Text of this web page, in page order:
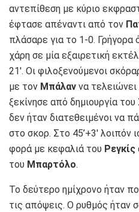
αντεπίθεση με κύριο
έφτασε απέναντι από τον
πλάσαρε για το 1-0. Γρήγορα
χάρη σε μία εξαιρετική
21′. Οι φιλοξενούμενοι
με τον Μπάλαν να
ξεκίνησε από δημιουργία του
δεν ήταν διατεθειμένοι να
στο σκορ. Στο 45’+3′ λοιπόν
φορά με κεφαλιά του Ρεγκίς
του Μπαρτόλο.
Το δεύτερο ημίχρονο ήταν
τις απόψεις. Ο ρυθμός ήταν